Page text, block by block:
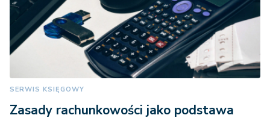
SERWIS KSIĘGOWY
Zasady rachunkowości jako podstawa